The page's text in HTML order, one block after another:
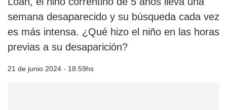
semana desaparecido y su búsqueda cada vez
es más intensa. ¿Qué hizo el niño en las horas
previas a su desaparición?
21 de junio 2024 - 18:59hs